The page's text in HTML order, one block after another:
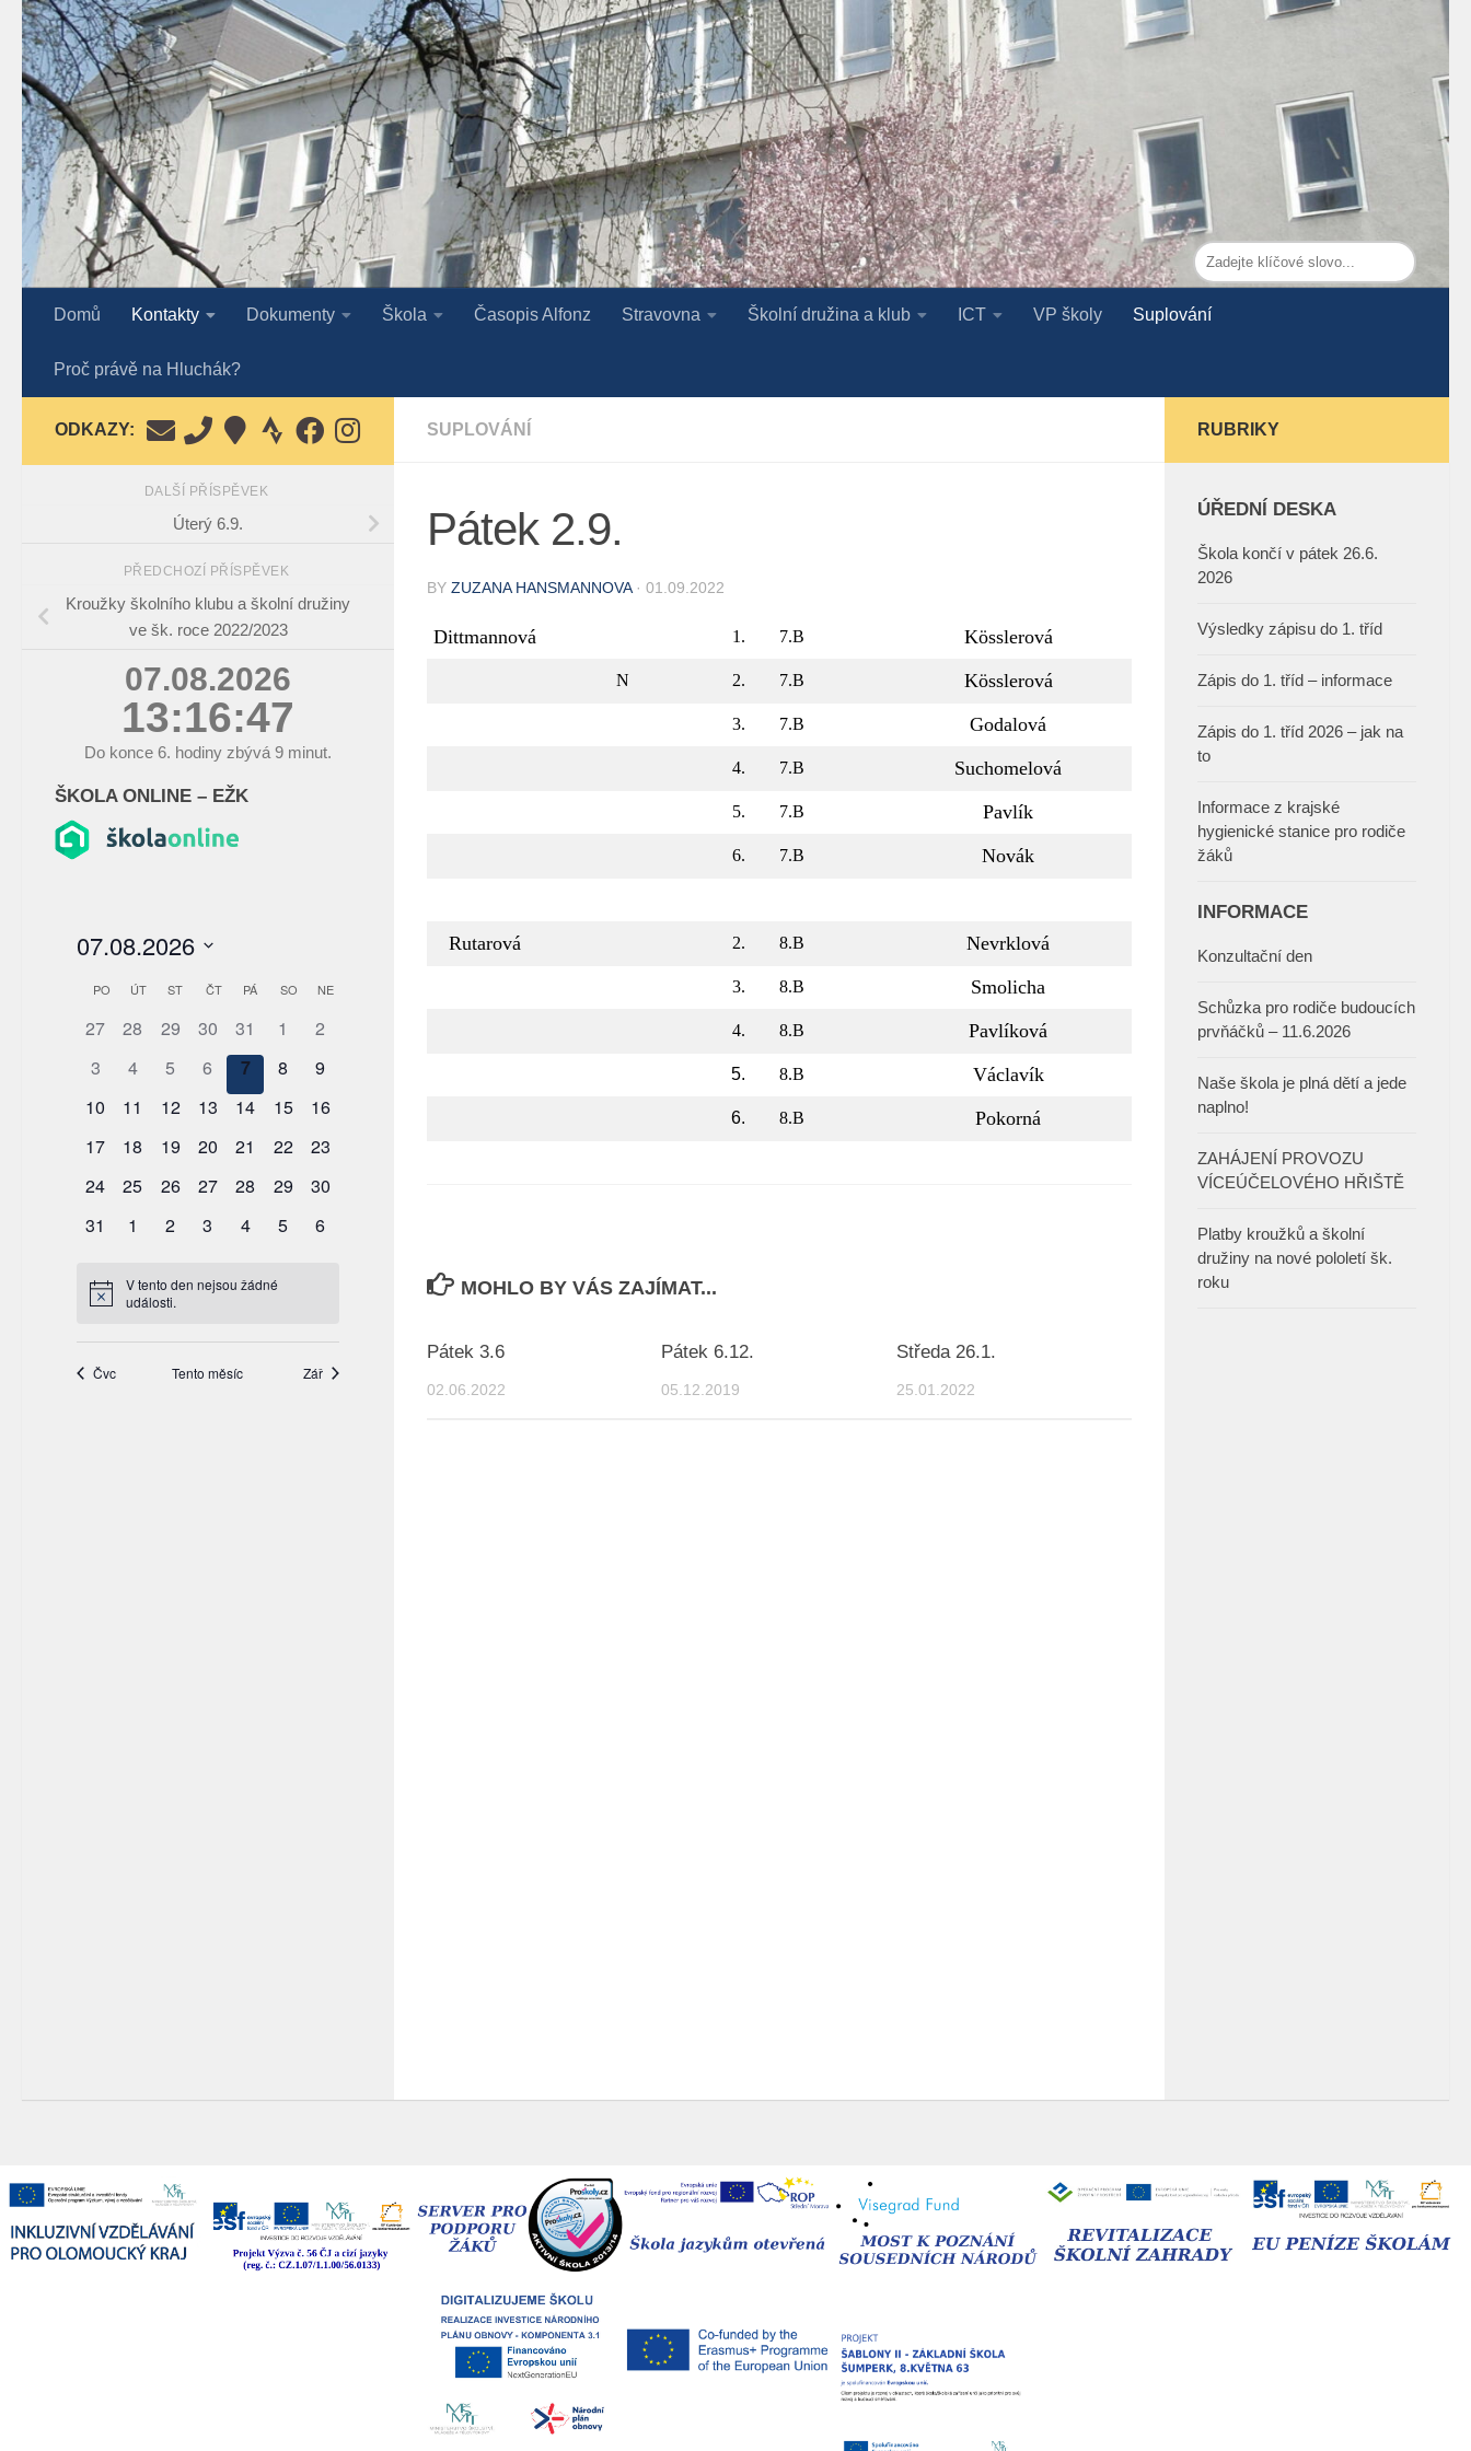
Skip to content
Domů Kontakty Dokumenty Škola Časopis Alfonz Stravovna Školní družina a klub ICT VP školy Suplování
Proč právě na Hluchák?
SUPLOVÁNÍ
Pátek 2.9.
BY ZUZANA HANSMANNOVA · 01.09.2022
Dittmannová 1. 7.B Kösslerová
N 2. 7.B Kösslerová
3. 7.B Godalová
4. 7.B Suchomelová
5. 7.B Pavlík
6. 7.B Novák
Rutarová 2. 8.B Nevrklová
3. 8.B Smolicha
4. 8.B Pavlíková
5. 8.B Václavík
6. 8.B Pokorná
MOHLO BY VÁS ZAJÍMAT...
Pátek 3.6
02.06.2022
Pátek 6.12.
05.12.2019
Středa 26.1.
25.01.2022
ODKAZY:
DALŠÍ PŘÍSPĚVEK
Úterý 6.9.
PŘEDCHOZÍ PŘÍSPĚVEK
Kroužky školního klubu a školní družiny
ve šk. roce 2022/2023
07.08.2026
13:16:48
Do konce 6. hodiny zbývá 9 minut.
ŠKOLA ONLINE – EŽK
RUBRIKY
ÚŘEDNÍ DESKA
Škola končí v pátek 26.6.
2026
Výsledky zápisu do 1. tříd
Zápis do 1. tříd – informace
Zápis do 1. tříd 2026 – jak na
to
Informace z krajské
hygienické stanice pro rodiče
žáků
INFORMACE
Konzultační den
Schůzka pro rodiče budoucích
prvňáčků – 11.6.2026
Naše škola je plná dětí a jede
naplno!
ZAHÁJENÍ PROVOZU
VÍCEÚČELOVÉHO HŘIŠTĚ
Platby kroužků a školní
družiny na nové pololetí šk.
roku